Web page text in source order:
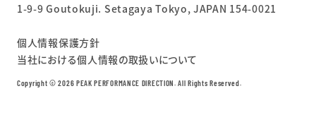
1-9-9 Goutokuji. Setagaya Tokyo, JAPAN 154-0021
個人情報保護方針
当社における個人情報の取扱いについて
Copyright ©︎ 2026 PEAK PERFORMANCE DIRECTION. All Rights Reserved.